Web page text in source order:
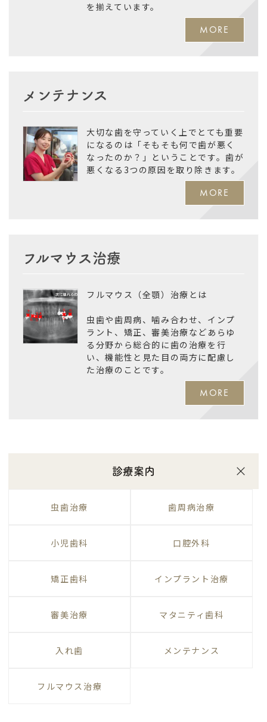
を揃えています。
MORE
メンテナンス
大切な歯を守っていく上でとても重要
になるのは「そもそも何で歯が悪く
なったのか？」ということです。歯が
悪くなる3つの原因を取り除きます。
MORE
フルマウス治療
フルマウス（全顎）治療とは
虫歯や歯周病、噛み合わせ、インプ
ラント、矯正、審美治療などあらゆ
る分野から総合的に歯の治療を行
い、機能性と見た目の両方に配慮し
た治療のことです。
MORE
診療案内
虫歯治療 歯周病治療
小児歯科 口腔外科
矯正歯科 インプラント治療
審美治療 マタニティ歯科
入れ歯 メンテナンス
フルマウス治療